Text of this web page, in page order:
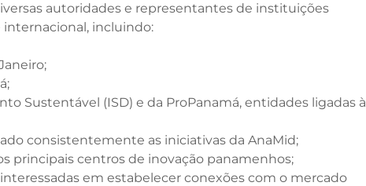
autoridades e representantes de instituições
incluindo:​
Sustentável (ISD) e da ProPanamá, entidades ligadas à
consistentemente as iniciativas da AnaMid;​
principais centros de inovação panamenhos;​
em estabelecer conexões com o mercado